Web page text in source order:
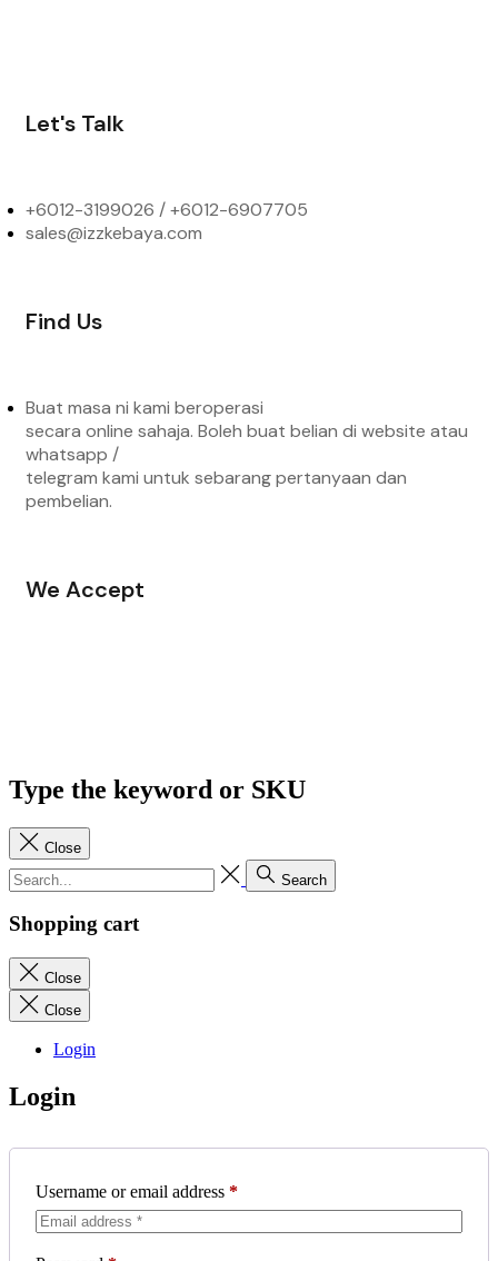
Let's Talk
+6012-3199026 / +6012-6907705
sales@izzkebaya.com
Find Us
Buat masa ni kami beroperasi
secara online sahaja. Boleh buat belian di website atau
whatsapp /
telegram kami untuk sebarang pertanyaan dan
pembelian.
We Accept
Type the keyword or SKU
Close
Search
Shopping cart
Close
Close
Login
Login
Username or email address *